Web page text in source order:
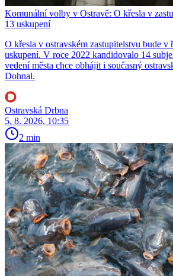
Komunální volby v Ostravě: O křesla v
13 uskupení
O křesla v ostravském zastupitelstvu bude v
uskupení. V roce 2022 kandidovalo 14
vedení města chce obhájit i současný
Dohnal.
Ostravská Drbna
5. 8. 2026, 10:35
2 min